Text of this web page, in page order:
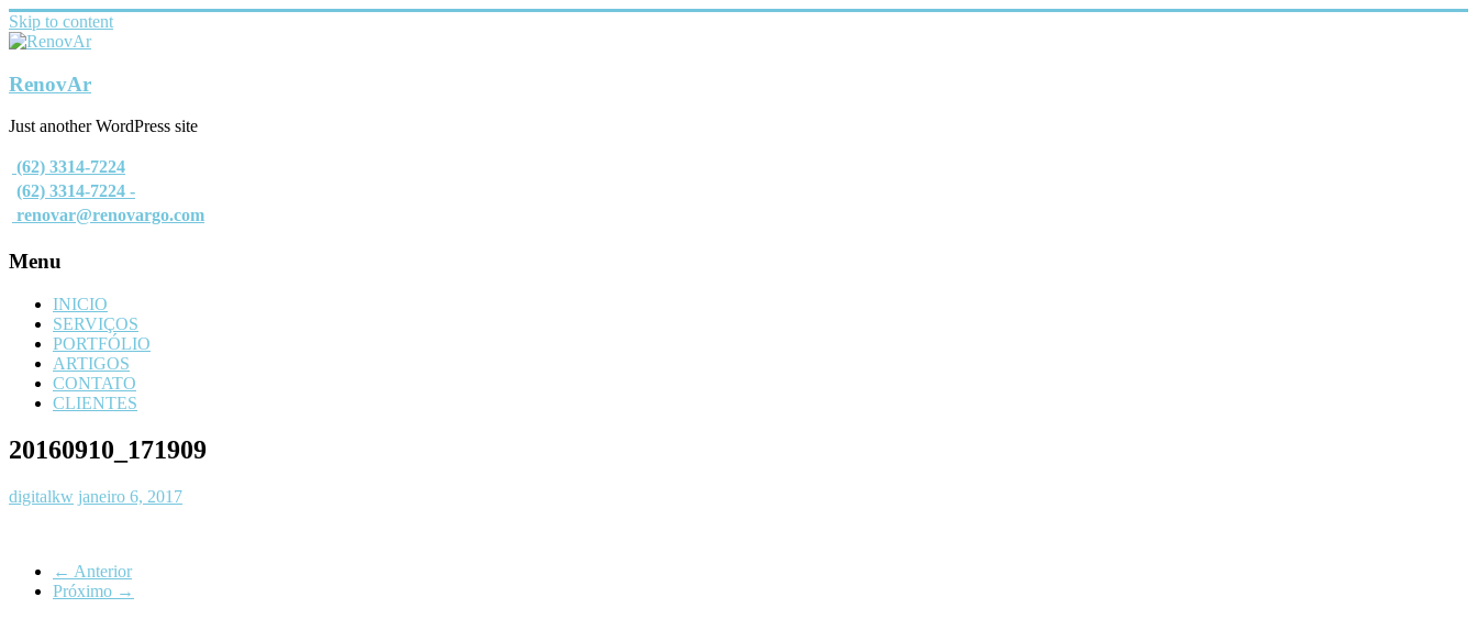
Skip to content
RenovAr
Just another WordPress site
(62) 3314-7224
(62) 3314-7224 -
renovar@renovargo.com
Menu
INICIO
SERVIÇOS
PORTFÓLIO
ARTIGOS
CONTATO
CLIENTES
20160910_171909
digitalkw janeiro 6, 2017
← Anterior
Próximo →